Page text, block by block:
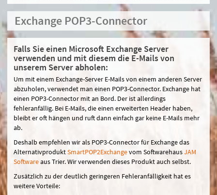
Exchange POP3-Connector
Falls Sie einen Microsoft Exchange Server
verwenden und mit diesem die E-Mails von
unserem Server abholen:
Um mit einem Exchange-Server E-Mails von einem anderen Server
abzuholen, verwendet man einen POP3-Connector. Exchange hat
einen POP3-Connector mit an Bord. Der ist allerdings
fehleranfällig. Bei E-Mails, die einen erweiterten Header haben,
bleibt er oft hängen und ruft dann einfach gar keine E-Mails mehr
ab.
Deshalb empfehlen wir als POP3-Connector für Exchange das
AlternativproduktSmartPOP2Exchangevom SoftwarehausJAM
Softwareaus Trier. Wir verwenden dieses Produkt auch selbst.
Zusätzlich zu der deutlich geringeren Fehleranfälligkeit hat es
weitere Vorteile: